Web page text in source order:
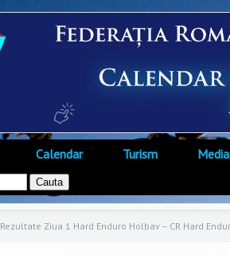
Calendar Turism Media
Rezultate Ziua 1 Hard Enduro Holbav – CR Hard